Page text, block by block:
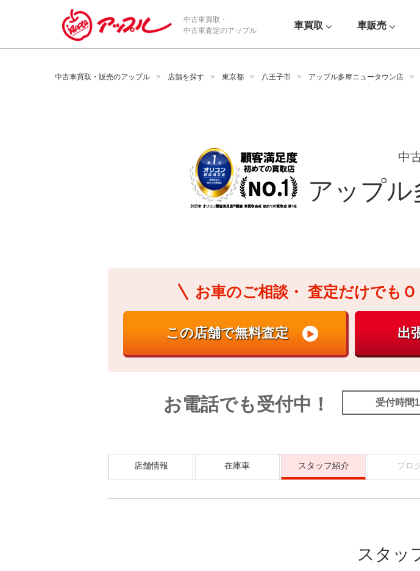
/*ABテスト_新規査定フォームの為のCVボタン*/
中古車買取・
中古車査定のアップル
車買取 車販売
中古車買取・販売のアップル 店舗を探す 東京都 八王子市 アップル多摩ニュータウン店
中
アップ
お車のご相談・ 査定だけでもＯ
お電話でも受付中！ 受付時間
店舗情報 在庫車 スタッフ紹介 ブロ
スタッ